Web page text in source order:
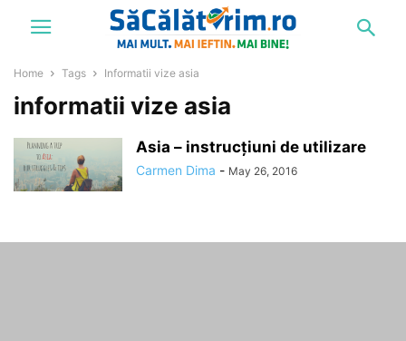
Home Tags Informatii vize asia
informatii vize asia
Asia – instrucțiuni de utilizare
Carmen Dima - May 26, 2016